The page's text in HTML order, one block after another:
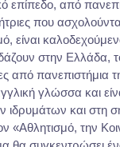
επίπεδο, από
που
είναι
στην Ελλάδα,
από πανεπιστήμια
γλώσσα και
ιδρυμάτων και στη
«Αθλητισμό, την